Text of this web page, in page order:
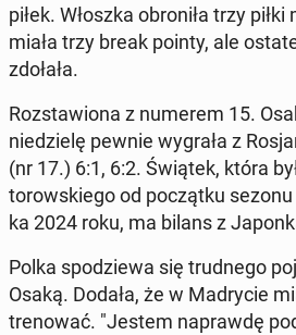
piłek. Włoszka obroniła trzy
miała trzy break pointy, ale
zdołała.
Rozstaw­iona z numerem 15.
niedzielę pewnie wygrała z
(nr 17.) 6:1, 6:2. Świątek, która
torowskiego od początku
ka 2024 roku, ma bilans z
Polka spodziewa się trud­nego
Osaką. Dodała, że w Madrycie
trenować. "Jestem naprawdę